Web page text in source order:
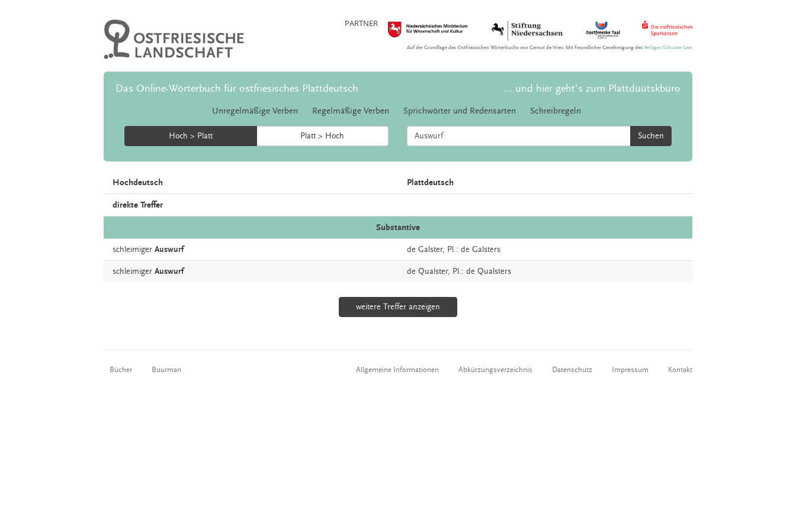
PARTNER
Auf der Grundlage des Ostfriesischen Wörterbuchs von Gernot de Vries. Mit freundlicher Genehmigung desVerlages Schuster Leer
Das Online-Wörterbuch für ostfriesisches Plattdeutsch ... und hier geht's zum Plattdüütskbüro
Unregelmäßige Verben Regelmäßige Verben Sprichwörter und Redensarten Schreibregeln
Hoch > Platt Platt > Hoch Suchen
Hochdeutsch Plattdeutsch
direkte Treffer
Substantive
schleimiger Auswurf de Galster, Pl.: de Galsters
schleimiger Auswurf de Qualster, Pl.: de Qualsters
weitere Treffer anzeigen
Bücher Buurman Allgemeine Informationen Abkürzungsverzeichnis Datenschutz Impressum Kontakt